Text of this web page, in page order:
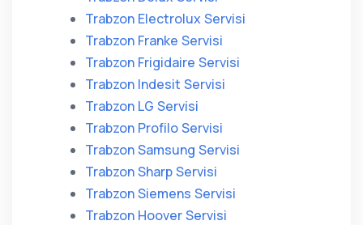
Trabzon Electrolux Servisi
Trabzon Franke Servisi
Trabzon Frigidaire Servisi
Trabzon Indesit Servisi
Trabzon LG Servisi
Trabzon Profilo Servisi
Trabzon Samsung Servisi
Trabzon Sharp Servisi
Trabzon Siemens Servisi
Trabzon Hoover Servisi